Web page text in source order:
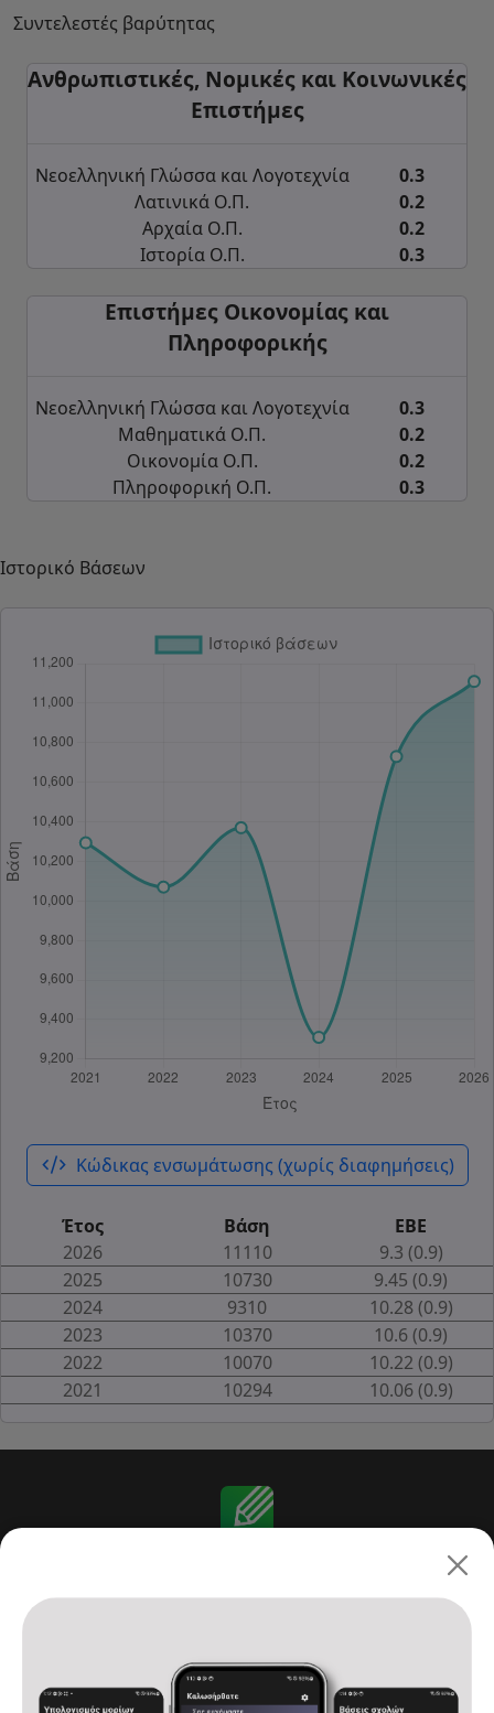
Συντελεστές βαρύτητας
Ανθρωπιστικές, Νομικές και Κοινωνικές
Επιστήμες
Νεοελληνική Γλώσσα και Λογοτεχνία
0.3
Λατινικά Ο.Π.
0.2
Αρχαία Ο.Π.
0.2
Ιστορία Ο.Π.
0.3
Επιστήμες Οικονομίας και
Πληροφορικής
Νεοελληνική Γλώσσα και Λογοτεχνία
0.3
Μαθηματικά Ο.Π.
0.2
Οικονομία Ο.Π.
0.2
Πληροφορική Ο.Π.
0.3
Ιστορικό Βάσεων
code_xml Κώδικας ενσωμάτωσης (χωρίς διαφημήσεις)
Έτος Βάση
ΕΒΕ
2026
11110
9.3 (0.9)
2025
10730
9.45 (0.9)
2024
9310
10.28 (0.9)
2023
10370
10.6 (0.9)
2022
10070
10.22 (0.9)
2021
10294 10.06 (0.9)
Αρχική